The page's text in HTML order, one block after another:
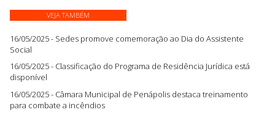
VEJA TAMBÉM
16/05/2025 - Sedes promove comemoração ao Dia do Assistente
Social
16/05/2025 - Classificação do Programa de Residência Jurídica está
disponível
16/05/2025 - Câmara Municipal de Penápolis destaca treinamento
para combate a incêndios